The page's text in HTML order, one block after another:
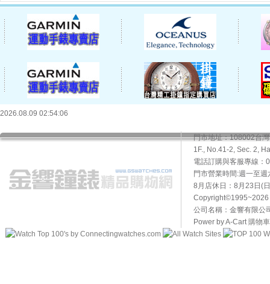
2026.08.09 02:54:06
門市地址：108002台
1F., No.41-2, Sec. 2,
電話訂購與客服專線
門市營業時間:週一至
8月店休日：8月23日(
Copyright©1995~2026
公司名稱：金響有限公
Power by A-Cart 購物車